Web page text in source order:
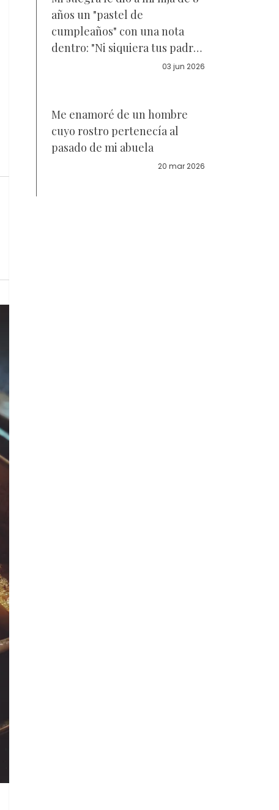
años un "pastel de
cumpleaños" con una nota
dentro: "Ni siquiera tus padres
biológicos te querían" – Un03 jun 2026
Me enamoré de un hombre
cuyo rostro pertenecía al
pasado de mi abuela
20 mar 2026